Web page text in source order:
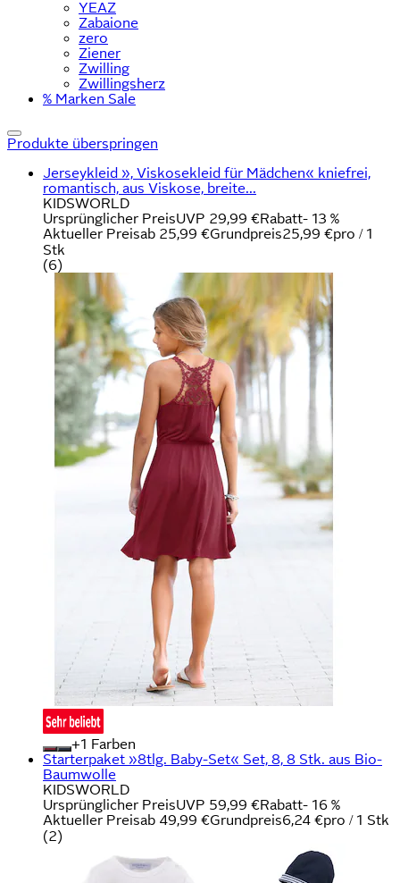
YEAZ
Zabaione
zero
Ziener
Zwilling
Zwillingsherz
% Marken Sale
Produkte überspringen
Jerseykleid », Viskosekleid für Mädchen« kniefrei,
romantisch, aus Viskose, breite...
KIDSWORLD
Ursprünglicher PreisUVP 29,99 €Rabatt- 13 %
Aktueller Preisab 25,99 €Grundpreis25,99 €pro / 1
Stk
(6)
+
Farben
Starterpaket »8tlg. Baby-Set« Set, 8, 8 Stk. aus Bio-
Baumwolle
KIDSWORLD
Ursprünglicher PreisUVP 59,99 €Rabatt- 16 %
Aktueller Preisab 49,99 €Grundpreis6,24 €pro / 1 Stk
(2)